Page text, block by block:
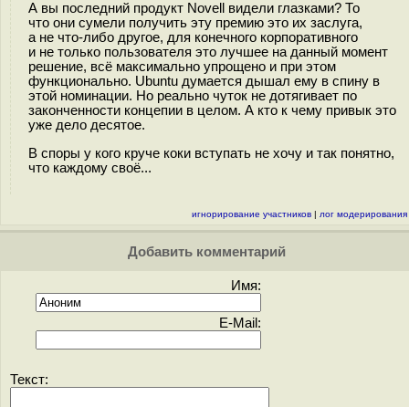
А вы последний продукт Novell видели глазками? То
что они сумели получить эту премию это их заслуга,
а не что-либо другое, для конечного корпоративного
и не только пользователя это лучшее на данный момент
решение, всё максимально упрощено и при этом
функционально. Ubuntu думается дышал ему в спину в
этой номинации. Но реально чуток не дотягивает по
законченности концепии в целом. А кто к чему привык это
уже дело десятое.
В споры у кого круче коки вступать не хочу и так понятно,
что каждому своё...
игнорирование участников | лог модерирования
Добавить комментарий
Имя:
E-Mail:
Текст: